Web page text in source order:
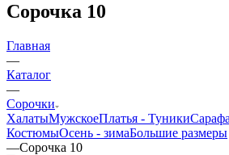
Сорочка 10
Главная
—
Каталог
—
Сорочки
ХалатыМужскоеПлатья - Туники
КостюмыOсень - зимаБольшие размеры
—Сорочка 10